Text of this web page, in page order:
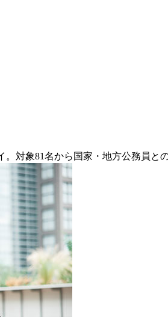
対象81名から国家・地方公務員と